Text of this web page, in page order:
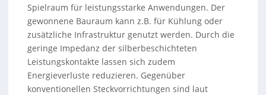
Spielraum für leistungsstarke Anwendungen. Der
gewonnene Bauraum kann z.B. für Kühlung oder
zusätzliche Infrastruktur genutzt werden. Durch die
geringe Impedanz der silberbeschichteten
Leistungskontakte lassen sich zudem
Energieverluste reduzieren. Gegenüber
konventionellen Steckvorrichtungen sind laut